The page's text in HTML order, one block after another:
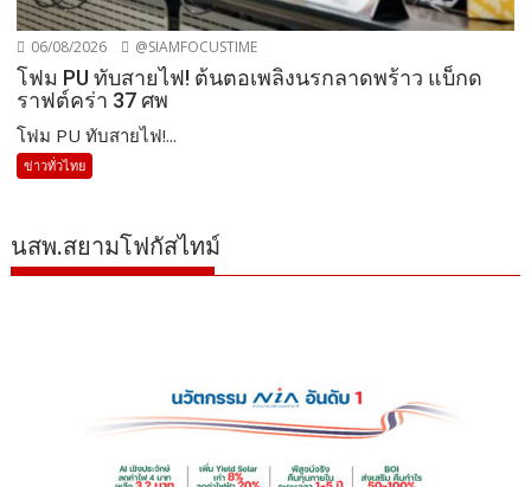
06/08/2026 @SIAMFOCUSTIME
โฟม PU ทับสายไฟ! ต้นตอเพลิงนรกลาดพร้าว แบ็กด
ราฟต์คร่า 37 ศพ
โฟม PU ทับสายไฟ!...
ข่าวทั่วไทย
นสพ.สยามโฟกัสไทม์